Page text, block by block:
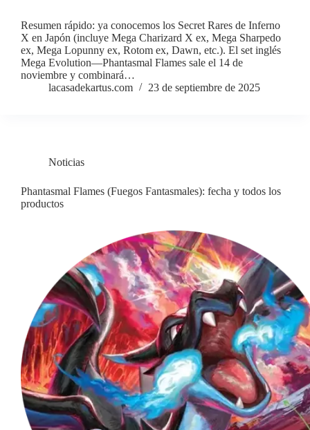
Resumen rápido: ya conocemos los Secret Rares de Inferno
X en Japón (incluye Mega Charizard X ex, Mega Sharpedo
ex, Mega Lopunny ex, Rotom ex, Dawn, etc.). El set inglés
Mega Evolution—Phantasmal Flames sale el 14 de
noviembre y combinará…
lacasadekartus.com
23 de septiembre de 2025
Noticias
Phantasmal Flames (Fuegos Fantasmales): fecha y todos los
productos